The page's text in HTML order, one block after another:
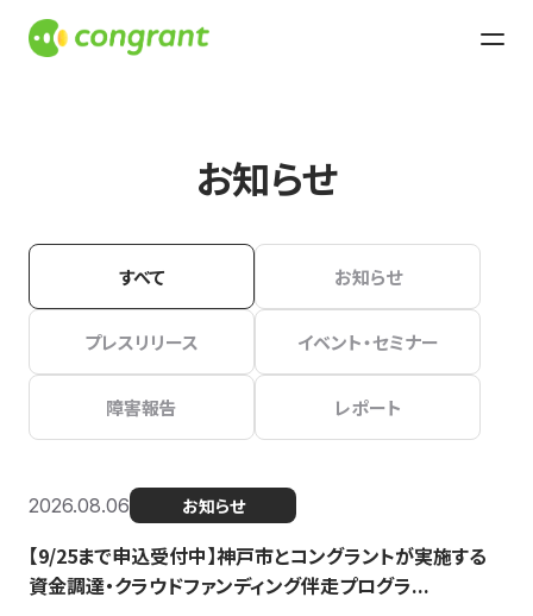
お知らせ
すべて お知らせ
プレスリリース イベント・セミナー
障害報告 レポート
2026.08.06 お知らせ
【9/25まで申込受付中】神戸市とコングラントが実施する
資金調達・クラウドファンディング伴走プログラ...